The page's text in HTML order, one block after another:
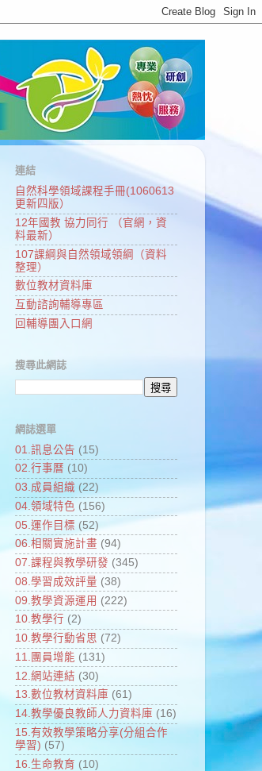
連結
自然科學領域課程手冊(1060613
更新四版）
12年國教 協力同行 （官網，資
料最新）
107課綱與自然領域領綱（資料
整理）
數位教材資料庫
互動諮詢輔導專區
回輔導團入口網
搜尋此網誌
網誌選單
01.訊息公告 (15)
02.行事曆 (10)
03.成員組織 (22)
04.領域特色 (156)
05.運作目標 (52)
06.相關實施計畫 (94)
07.課程與教學研發 (345)
08.學習成效評量 (38)
09.教學資源運用 (222)
10.教學行 (2)
10.教學行動省思 (72)
11.團員增能 (131)
12.網站連結 (30)
13.數位教材資料庫 (61)
14.教學優良教師人力資料庫 (16)
15.有效教學策略分享(分組合作
學習) (57)
16.生命教育 (10)